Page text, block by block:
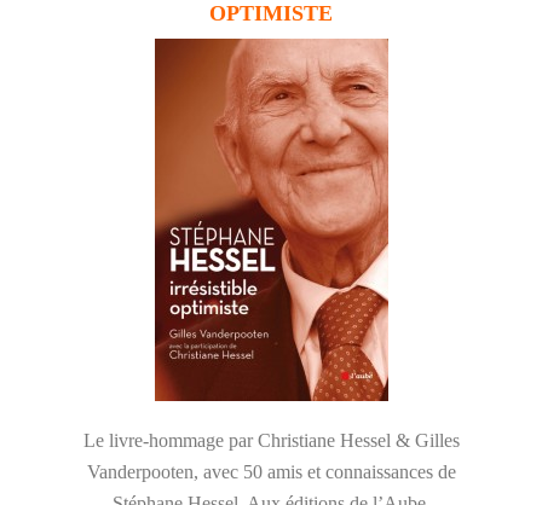
OPTIMISTE
Le livre-hommage par Christiane Hessel & Gilles
Vanderpooten, avec 50 amis et connaissances de